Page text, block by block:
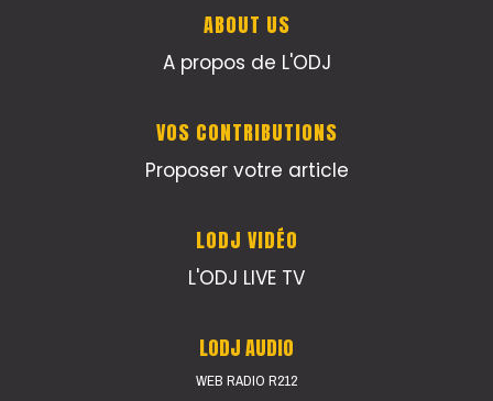
ABOUT US
A propos de L'ODJ
VOS CONTRIBUTIONS
Proposer votre article
LODJ VIDÉO
L'ODJ LIVE TV
LODJ AUDIO
WEB RADIO R212